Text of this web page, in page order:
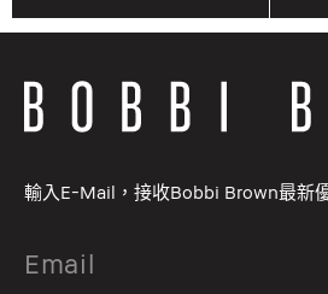
輸入E-Mail，接收Bobbi Brown最新